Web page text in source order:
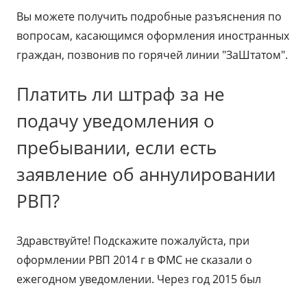
Вы можете получить подробные разъяснения по
вопросам, касающимся оформления иностранных
граждан, позвонив по горячей линии "ЗаШтатом".
Платить ли штраф за не
подачу уведомления о
пребывании, если есть
заявление об аннулировании
РВП?
Здравствуйте! Подскажите пожалуйста, при
оформлении РВП 2014 г в ФМС не сказали о
ежегодном уведомлении. Через год 2015 был